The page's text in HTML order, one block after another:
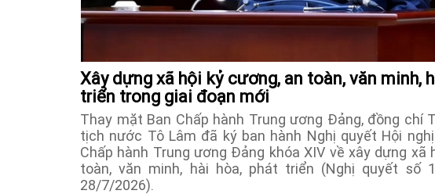
Xây dựng xã hội kỷ cương, an toàn, văn minh,
triển trong giai đoạn mới
Thay mặt Ban Chấp hành Trung ương Đảng, đồng chí
tịch nước Tô Lâm đã ký ban hành Nghị quyết Hội
Chấp hành Trung ương Đảng khóa XIV về xây dựng xã
toàn, văn minh, hài hòa, phát triển (Nghị quyết số
28/7/2026).